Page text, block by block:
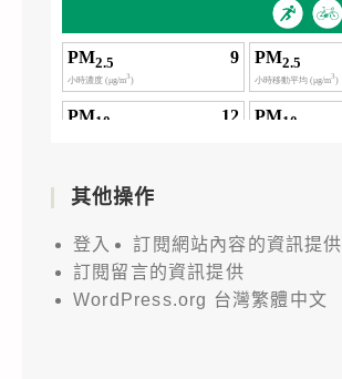
其他操作
登入
訂閱網站內容的資訊提供
訂閱留言的資訊提供
WordPress.org 台灣繁體中文